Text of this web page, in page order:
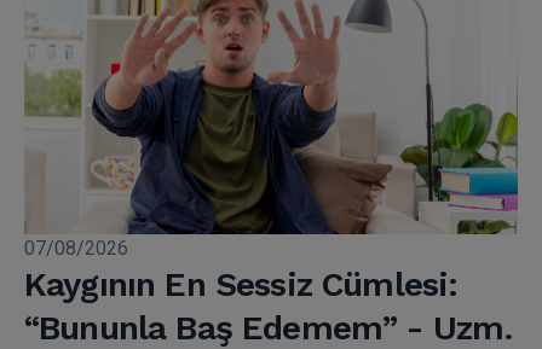
07/08/2026
Kaygının En Sessiz Cümlesi:
“Bununla Baş Edemem” - Uzm.